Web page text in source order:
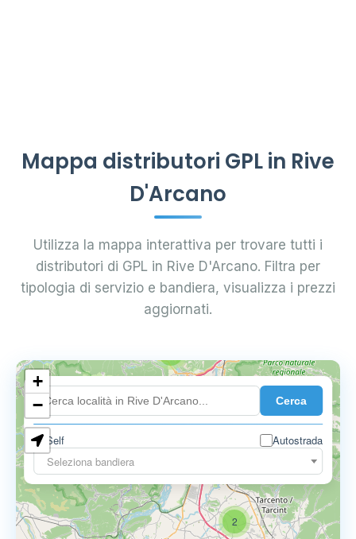
Mappa distributori GPL in Rive
D'Arcano
Utilizza la mappa interattiva per trovare tutti i
distributori di GPL in Rive D'Arcano. Filtra per
tipologia di servizio e bandiera, visualizza i prezzi
aggiornati.
Cerca
Self
Autostrada
Seleziona bandiera
2
+
−